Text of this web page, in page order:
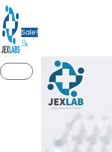
Ir
al
contenido
MENÚ
PRINCIPAL
Sale!
🔍